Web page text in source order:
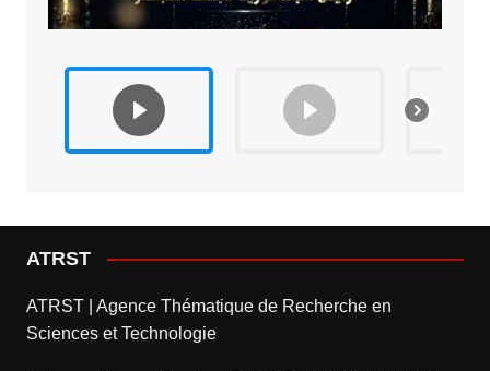
ATRST
ATRST | Agence Thématique de Recherche en
Sciences et Technologie